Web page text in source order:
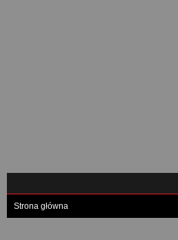
Strona główna